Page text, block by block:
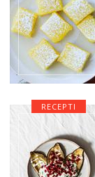
RECEPTI